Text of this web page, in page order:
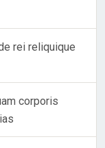
rei reliquique
corporis